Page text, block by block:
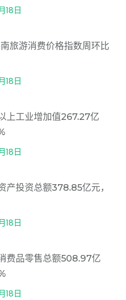
18日
旅游消费价格指数周环比
18日
上工业增加值267.27亿
18日
产投资总额378.85亿元，
18日
费品零售总额508.97亿
18日